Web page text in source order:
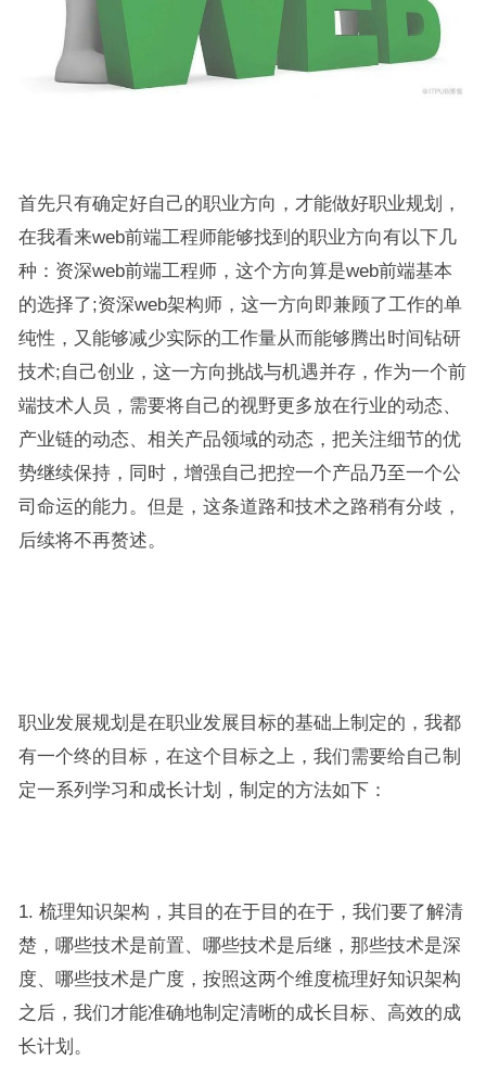
首先只有确定好自己的职业方向，才能做好职业规划，
在我看来web前端工程师能够找到的职业方向有以下几
种：资深web前端工程师，这个方向算是web前端基本
的选择了;资深web架构师，这一方向即兼顾了工作的单
纯性，又能够减少实际的工作量从而能够腾出时间钻研
技术;自己创业，这一方向挑战与机遇并存，作为一个前
端技术人员，需要将自己的视野更多放在行业的动态、
产业链的动态、相关产品领域的动态，把关注细节的优
势继续保持，同时，增强自己把控一个产品乃至一个公
司命运的能力。但是，这条道路和技术之路稍有分歧，
后续将不再赘述。
职业发展规划是在职业发展目标的基础上制定的，我都
有一个终的目标，在这个目标之上，我们需要给自己制
定一系列学习和成长计划，制定的方法如下：
1. 梳理知识架构，其目的在于目的在于，我们要了解清
楚，哪些技术是前置、哪些技术是后继，那些技术是深
度、哪些技术是广度，按照这两个维度梳理好知识架构
之后，我们才能准确地制定清晰的成长目标、高效的成
长计划。